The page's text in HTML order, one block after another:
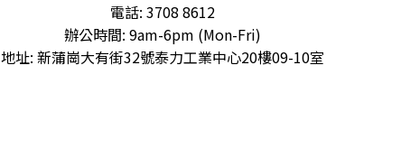
電話: 3708 8612
辦公時間: 9am-6pm (Mon-Fri)
地址: 新蒲崗大有街32號泰力工業中心20樓09-10室